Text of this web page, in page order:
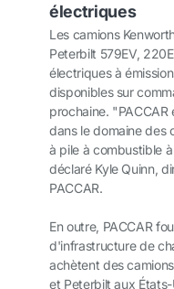
électriques
Les camions
Peterbilt 579EV,
électriques à
disponibles sur
prochaine.
dans le domaine des
à pile à combustible
déclaré Kyle Quinn,
PACCAR.
En outre, PACCAR
d'infrastructure de
achètent des
et Peterbilt aux